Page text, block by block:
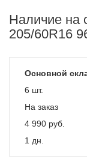
Наличие на
205/60R16
Основной
6 шт.
На заказ
4 990 руб.
1 дн.